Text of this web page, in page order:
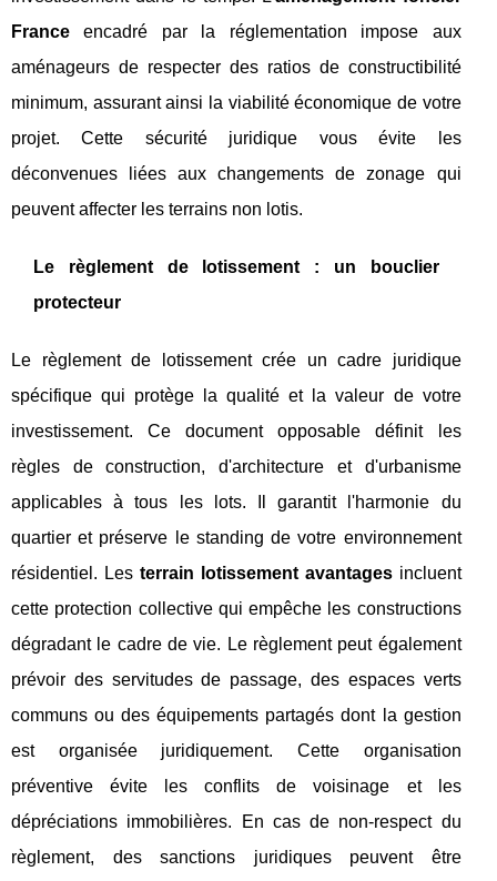
France encadré par la réglementation impose aux
aménageurs de respecter des ratios de constructibilité
minimum, assurant ainsi la viabilité économique de votre
projet. Cette sécurité juridique vous évite les
déconvenues liées aux changements de zonage qui
peuvent affecter les terrains non lotis.
Le règlement de lotissement : un bouclier
protecteur
Le règlement de lotissement crée un cadre juridique
spécifique qui protège la qualité et la valeur de votre
investissement. Ce document opposable définit les
règles de construction, d'architecture et d'urbanisme
applicables à tous les lots. Il garantit l'harmonie du
quartier et préserve le standing de votre environnement
résidentiel. Les terrain lotissement avantagesincluent
cette protection collective qui empêche les constructions
dégradant le cadre de vie. Le règlement peut également
prévoir des servitudes de passage, des espaces verts
communs ou des équipements partagés dont la gestion
est organisée juridiquement. Cette organisation
préventive évite les conflits de voisinage et les
dépréciations immobilières. En cas de non-respect du
règlement, des sanctions juridiques peuvent être